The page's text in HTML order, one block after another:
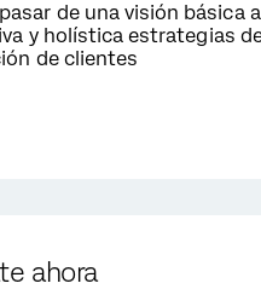
de una visión básica
y holística estrategias
de clientes
ahora